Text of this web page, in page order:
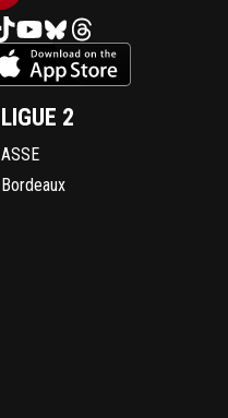
LIGUE 2
ASSE
Bordeaux